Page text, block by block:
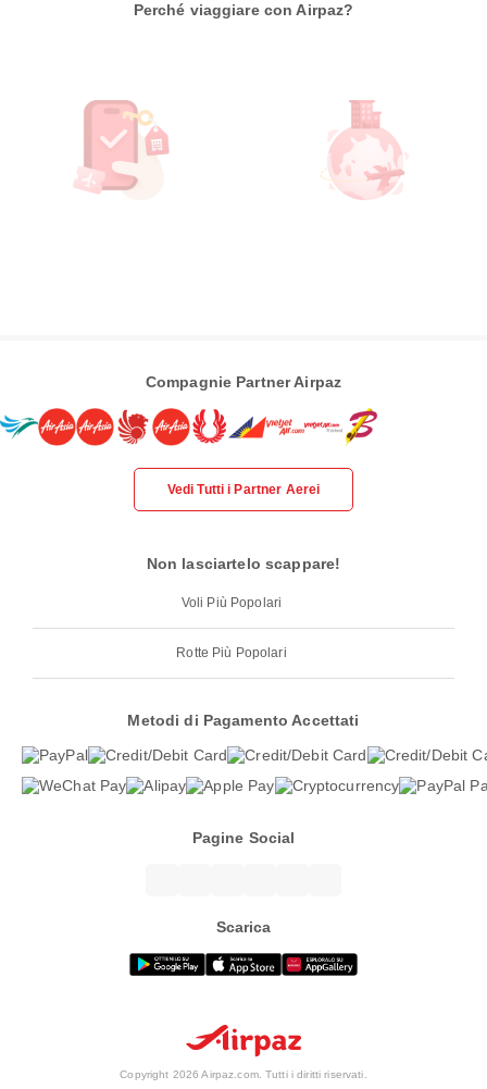
Perché viaggiare con Airpaz?
Compagnie Partner Airpaz
Vedi Tutti i Partner Aerei
Non lasciartelo scappare!
Voli Più Popolari
Rotte Più Popolari
Metodi di Pagamento Accettati
Pagine Social
Scarica
Copyright 2026 Airpaz.com. Tutti i diritti riservati.